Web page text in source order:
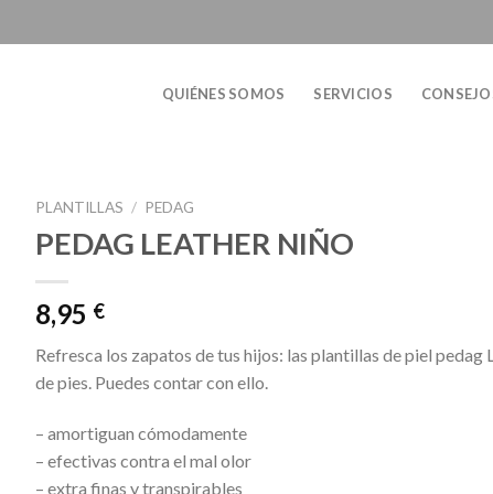
QUIÉNES SOMOS SERVICIOS
PLANTILLAS / PEDAG
PEDAG LEATHER NIÑO
8,95 €
Refresca los zapatos de tus hijos: las plantillas de piel pedag
de pies. Puedes contar con ello.
– amortiguan cómodamente
– efectivas contra el mal olor
– extra finas y transpirables